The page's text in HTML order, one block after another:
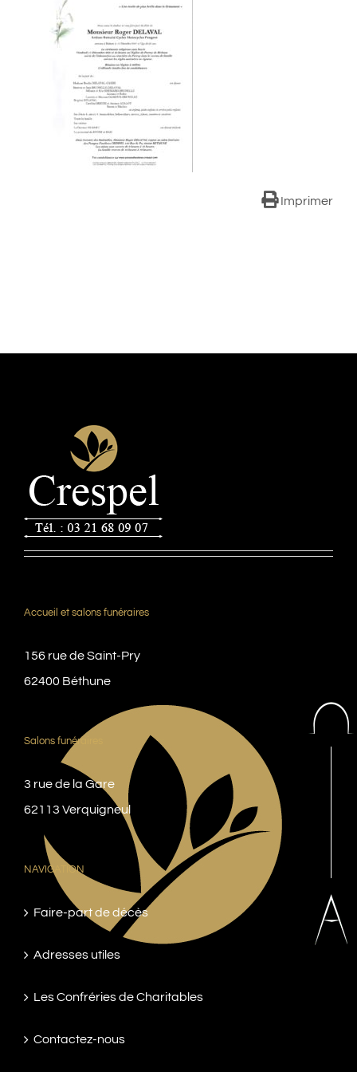
Imprimer
Accueil et salons funéraires
156 rue de Saint-Pry
62400 Béthune
Salons funéraires
3 rue de la Gare
62113 Verquigneul
NAVIGATION
Faire-part de décès
Adresses utiles
Les Confréries de Charitables
Contactez-nous